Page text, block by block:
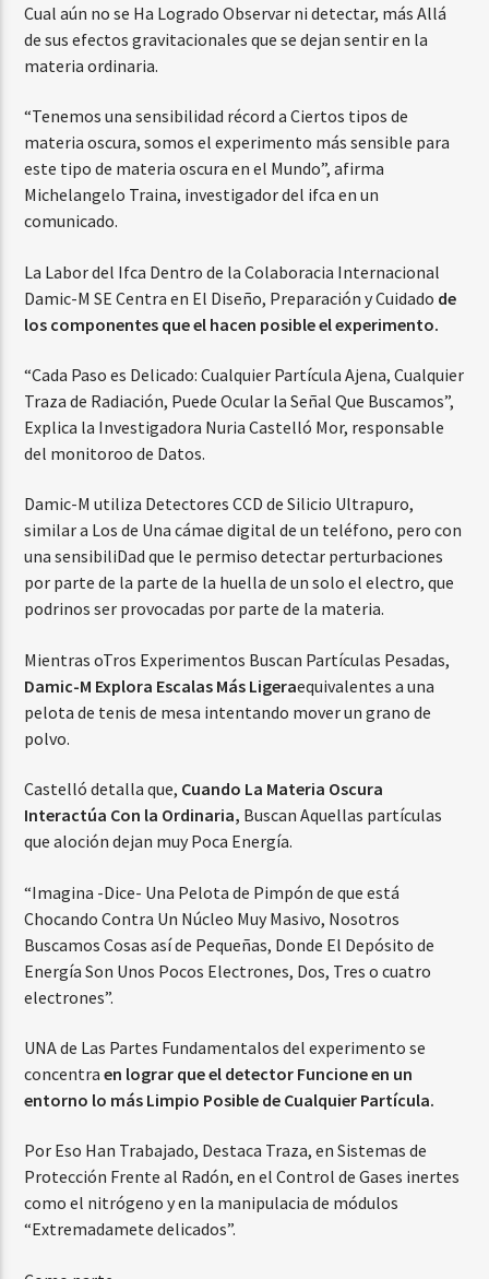
Cual aún no se Ha Logrado Observar ni detectar, más Allá
de sus efectos gravitacionales que se dejan sentir en la
materia ordinaria.
“Tenemos una sensibilidad récord a Ciertos tipos de
materia oscura, somos el experimento más sensible para
este tipo de materia oscura en el Mundo”, afirma
Michelangelo Traina, investigador del ifca en un
comunicado.
La Labor del Ifca Dentro de la Colaboracia Internacional
Damic-M SE Centra en El Diseño, Preparación y Cuidado de
los componentes que el hacen posible el experimento.
“Cada Paso es Delicado: Cualquier Partícula Ajena, Cualquier
Traza de Radiación, Puede Ocular la Señal Que Buscamos”,
Explica la Investigadora Nuria Castelló Mor, responsable
del monitoroo de Datos.
Damic-M utiliza Detectores CCD de Silicio Ultrapuro,
similar a Los de Una cámae digital de un teléfono, pero con
una sensibiliDad que le permiso detectar perturbaciones
por parte de la parte de la huella de un solo el electro, que
podrinos ser provocadas por parte de la materia.
Mientras oTros Experimentos Buscan Partículas Pesadas,
Damic-M Explora Escalas Más Ligeraequivalentes a una
pelota de tenis de mesa intentando mover un grano de
polvo.
Castelló detalla que, Cuando La Materia Oscura
Interactúa Con la Ordinaria, Buscan Aquellas partículas
que aloción dejan muy Poca Energía.
“Imagina -Dice- Una Pelota de Pimpón de que está
Chocando Contra Un Núcleo Muy Masivo, Nosotros
Buscamos Cosas así de Pequeñas, Donde El Depósito de
Energía Son Unos Pocos Electrones, Dos, Tres o cuatro
electrones”.
UNA de Las Partes Fundamentalos del experimento se
concentraen lograr que el detector Funcione en un
entorno lo más Limpio Posible de Cualquier Partícula.
Por Eso Han Trabajado, Destaca Traza, en Sistemas de
Protección Frente al Radón, en el Control de Gases inertes
como el nitrógeno y en la manipulacia de módulos
“Extremadamete delicados”.